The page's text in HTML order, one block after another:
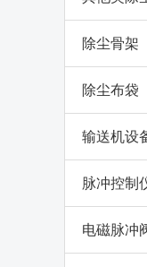
除尘骨架
除尘布袋
输送机设
脉冲控制
电磁脉冲